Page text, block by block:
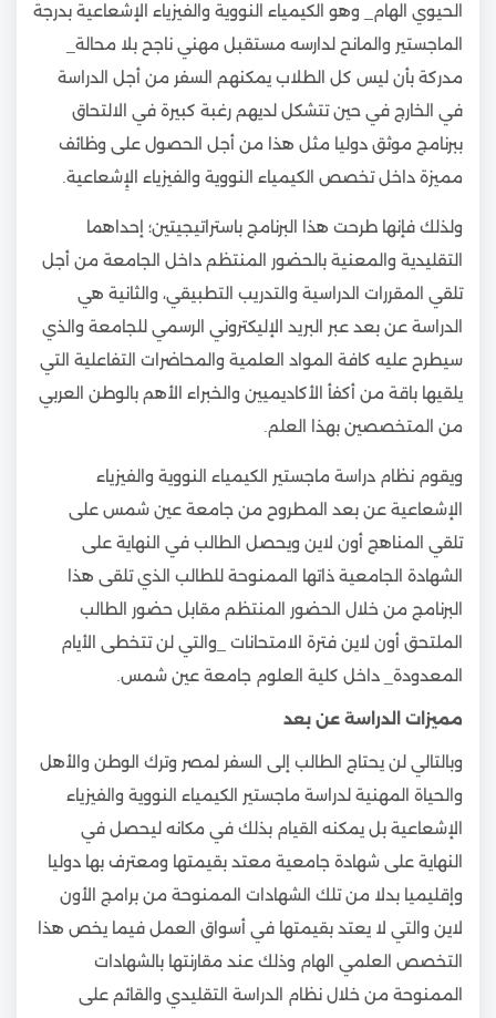
الحيوي الهام_ وهو الكيمياء النووية والفيزياء الإشعاعية بدرجة
الماجستير والمانح لدارسه مستقبل مهني ناجح بلا محالة_
مدركة بأن ليس كل الطلاب يمكنهم السفر من أجل الدراسة
في الخارج في حين تتشكل لديهم رغبة كبيرة في الالتحاق
ببرنامج موثق دوليا مثل هذا من أجل الحصول على وظائف
مميزة داخل تخصص الكيمياء النووية والفيزياء الإِشعاعية.
ولذلك فإنها طرحت هذا البرنامج باستراتيجيتين؛ إحداهما
التقليدية والمعنية بالحضور المنتظم داخل الجامعة من أجل
تلقي المقررات الدراسية والتدريب التطبيقي، والثانية هي
الدراسة عن بعد عبر البريد الإليكتروني الرسمي للجامعة والذي
سيطرح عليه كافة المواد العلمية والمحاضرات التفاعلية التي
يلقيها باقة من أكفأ الأكاديميين والخبراء الأهم بالوطن العربي
من المتخصصين بهذا العلم.
ويقوم نظام دراسة ماجستير الكيمياء النووية والفيزياء
الإشعاعية عن بعد المطروح من جامعة عين شمس على
تلقي المناهج أون لاين ويحصل الطالب في النهاية على
الشهادة الجامعية ذاتها الممنوحة للطالب الذي تلقى هذا
البرنامج من خلال الحضور المنتظم مقابل حضور الطالب
الملتحق أون لاين فترة الامتحانات _والتي لن تتخطى الأيام
المعدودة_ داخل كلية العلوم جامعة عين شمس.
مميزات الدراسة عن بعد
وبالتالي لن يحتاج الطالب إلى السفر لمصر وترك الوطن والأهل
والحياة المهنية لدراسة ماجستير الكيمياء النووية والفيزياء
الإشعاعية بل يمكنه القيام بذلك في مكانه ليحصل في
النهاية على شهادة جامعية معتد بقيمتها ومعترف بها دوليا
وإقليميا بدلا من تلك الشهادات الممنوحة من برامج الأون
لاين والتي لا يعتد بقيمتها في أسواق العمل فيما يخص هذا
التخصص العلمي الهام وذلك عند مقارنتها بالشهادات
الممنوحة من خلال نظام الدراسة التقليدي والقائم على